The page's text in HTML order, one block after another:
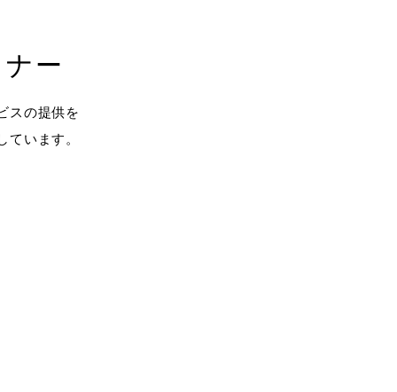
ー
スの提供を
ています。